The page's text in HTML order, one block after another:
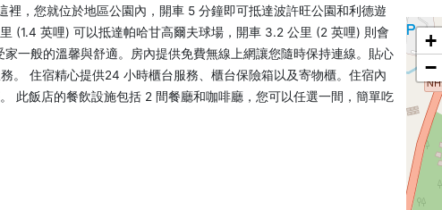
裡，您就位於地區公園內，開車 5 分鐘即可抵達波許旺公園和利德遊
(1.4 英哩) 可以抵達帕哈甘高爾夫球場，開車 3.2 公里 (2 英哩) 則會
一般的溫馨與舒適。房內提供免費無線上網讓您隨時保持連線。貼心
。 住宿精心提供24 小時櫃台服務、櫃台保險箱以及寄物櫃。住宿內
此飯店的餐飲設施包括 2 間餐廳和咖啡廳，您可以任選一間，簡單吃
+
−